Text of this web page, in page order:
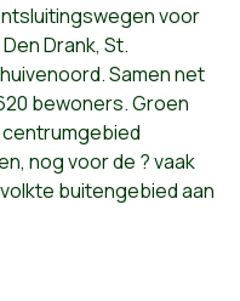
voor
Drank, St.
Samen net
bewoners. Groen
nog voor de ? vaak
buitengebied aan